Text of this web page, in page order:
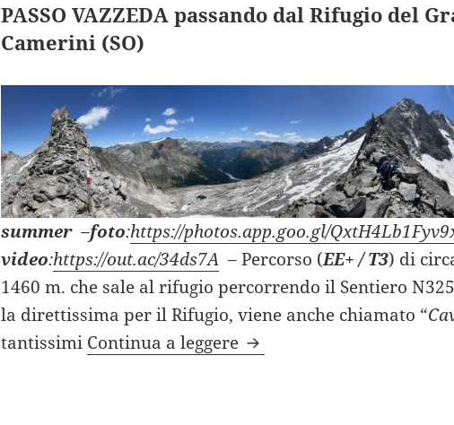
PASSO VAZZEDA passando dal Rifugio del
Camerini (SO)
summer–foto:https://photos.app.goo.gl/
video:https://out.ac/34ds7A – Percorso (EE+ / T3) di
1460 m. che sale al rifugio percorrendo il Sentiero
la direttissima per il Rifugio, viene anche chiamato “
tantissimi Continua a leggere PASSO VAZZEDA